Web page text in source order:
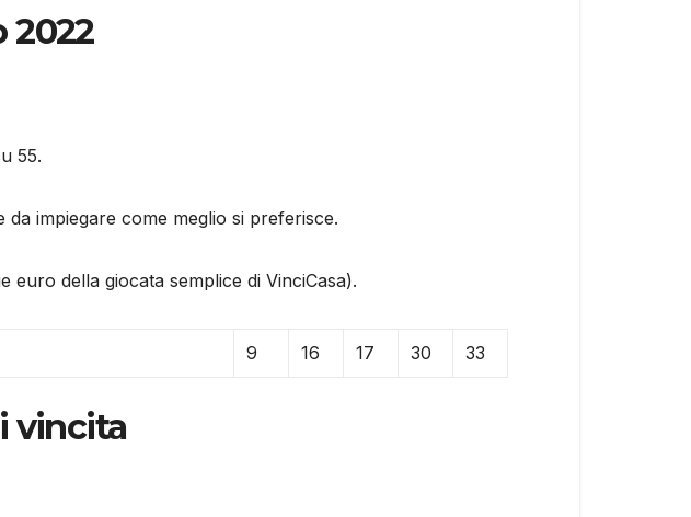
2022
55.
impiegare come meglio si preferisce.
della giocata semplice di VinciCasa).
9 16 17 30 33
vincita